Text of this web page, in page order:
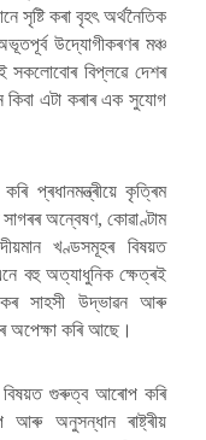
সৃষ্টি কৰা বৃহৎ অৰ্থনৈতিক
উদ্যোগীকৰণৰ মঞ্চ
সকলোবোৰ বিপ্লৱে দেশৰ
কিবা এটা কৰাৰ এক সুযোগ
প্ৰধানমন্ত্ৰীয়ে কৃত্ৰিম
অন্বেষণ, কোৱাণ্টাম
খণ্ডসমূহৰ বিষয়ত
বহু অত্যাধুনিক ক্ষেত্ৰই
সাহসী উদ্ভাৱন আৰু
অপেক্ষা কৰি আছে।
বিষয়ত গুৰুত্ব আৰোপ কৰি
আৰু অনুসন্ধান ৰাষ্ট্ৰীয়